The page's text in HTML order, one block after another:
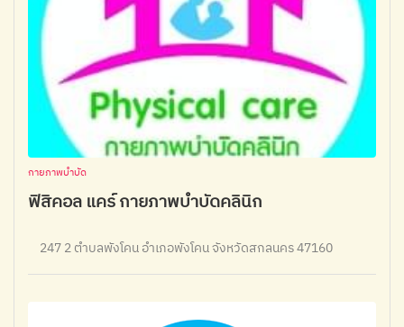
กายภาพบำบัด
ฟิสิคอล แคร์ กายภาพบำบัดคลินิก
247 2 ตำบลพังโคน อำเภอพังโคน จังหวัดสกลนคร 47160